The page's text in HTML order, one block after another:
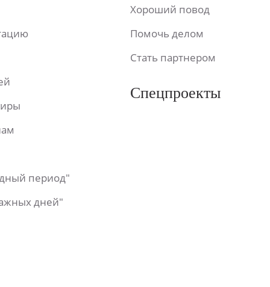
период"
дней"
Хороший повод
Помочь делом
Стать партнером
Спецпроекты